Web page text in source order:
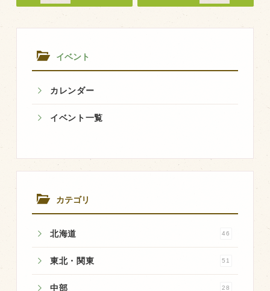
イベント
カレンダー
イベント一覧
カテゴリ
北海道 46
東北・関東 51
中部 28
海道展
海道 の 物産と
観光 展 第 ５
７ 回 北海道大
食肉加工場を新設
衛生管理体制
品質管理体制
最新の設備
ＢtoＢ受発注システム
豊西牛
ハンバーグ
黒にんにく